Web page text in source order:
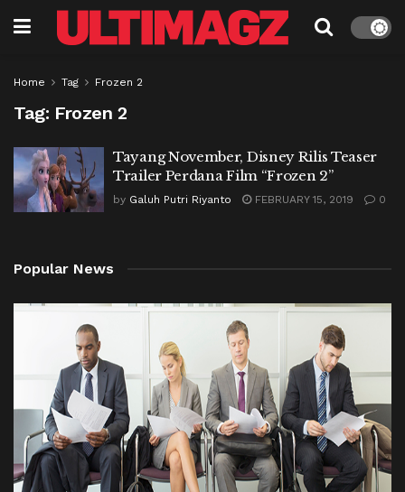
Home Tag Frozen 2
Tag: Frozen 2
Tayang November, Disney Rilis Teaser
Trailer Perdana Film “Frozen 2”
by Galuh Putri Riyanto FEBRUARY 15, 2019 0
Popular News